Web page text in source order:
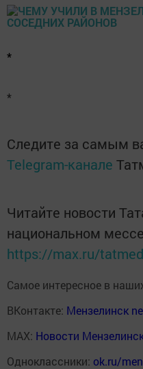
*
*
Следите за самым
Telegram-канале
Читайте новости
национальном
https://max.ru/
Самое интересное в
ВКонтакте: Мензелинск
MAX: Новости
Одноклассники: ok.ru/